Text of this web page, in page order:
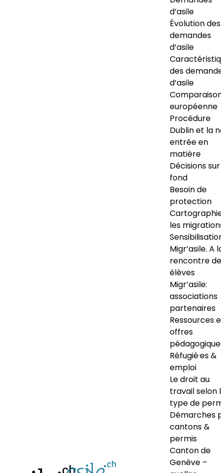
d’asile
Évolution des
demandes
d’asile
des
d’asile
européenne
Procédure
Dublin et la
entrée en
matière
Décisions
fond
Besoin de
protection
les
Migr’asile. A
rencontre
élèves
Migr’asile:
associations
partenaires
Ressources
offres
Réfugié·es &
emploi
Le droit au
travail selon
type de
Démarches
cantons &
permis
Canton de
Genève –